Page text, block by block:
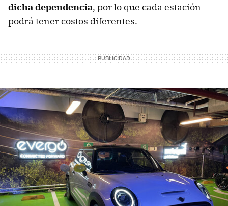
dicha dependencia, por lo que cada estación
podrá tener costos diferentes.